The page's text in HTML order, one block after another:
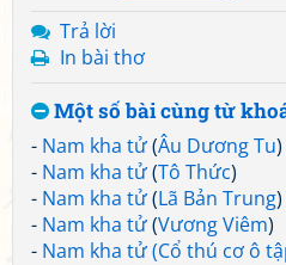
Trả lời
In bài thơ
Một số bài cùng từ
- Nam kha tử(Âu Dương Tu)
- Nam kha tử(Tô Thức)
- Nam kha tử(Lã Bản Trung)
- Nam kha tử(Vương Viêm)
- Nam kha tử (Cổ thú cơ ô